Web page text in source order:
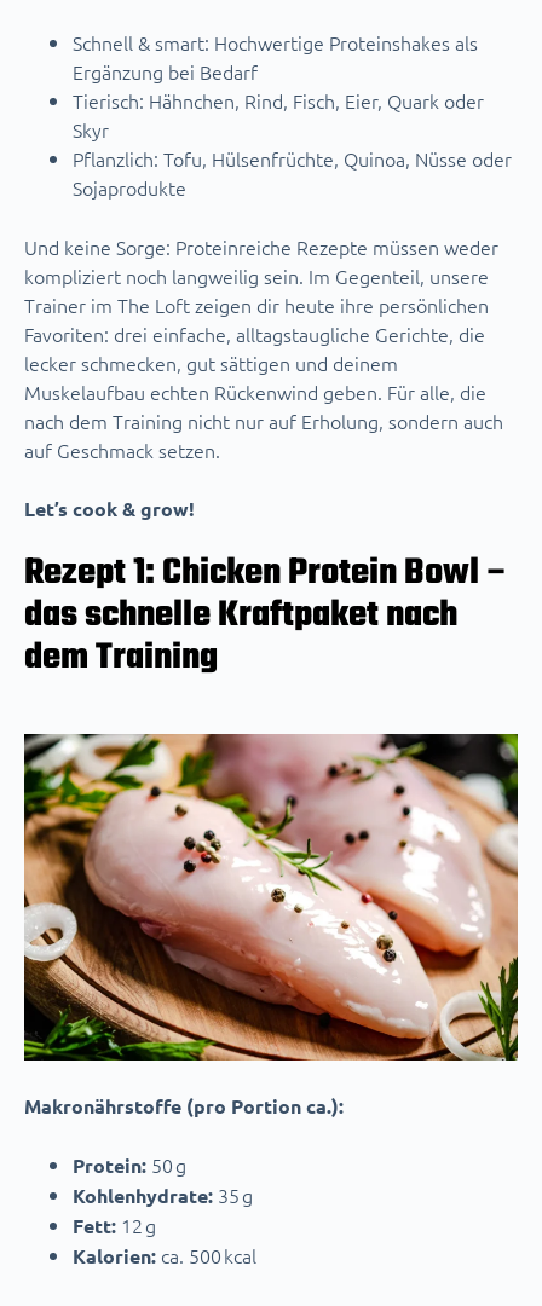
Schnell & smart: Hochwertige Proteinshakes als
Ergänzung bei Bedarf
Tierisch: Hähnchen, Rind, Fisch, Eier, Quark oder
Skyr
Pflanzlich: Tofu, Hülsenfrüchte, Quinoa, Nüsse oder
Sojaprodukte
Und keine Sorge: Proteinreiche Rezepte müssen weder
kompliziert noch langweilig sein. Im Gegenteil, unsere
Trainer im The Loft zeigen dir heute ihre persönlichen
Favoriten: drei einfache, alltagstaugliche Gerichte, die
lecker schmecken, gut sättigen und deinem
Muskelaufbau echten Rückenwind geben. Für alle, die
nach dem Training nicht nur auf Erholung, sondern auch
auf Geschmack setzen.
Let’s cook & grow!
Rezept 1: Chicken Protein Bowl –
das schnelle Kraftpaket nach
dem Training
Makronährstoffe (pro Portion ca.):
Protein: 50 g
Kohlenhydrate: 35 g
Fett: 12 g
Kalorien: ca. 500 kcal